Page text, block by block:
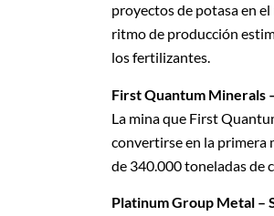
proyectos de potasa en
ritmo de producción
los fertilizantes.
First Quantum Minerals
La mina que First
convertirse en la primera
de 340.000 toneladas de
Platinum Group Metal –